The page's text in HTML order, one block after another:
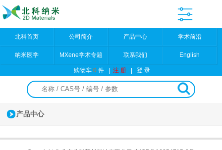
北科首页 公司简介 产品中心 学术前沿
纳米医学 MXene学术专题 联系我们 English
购物车0件 |注 册 |登 录
产品中心